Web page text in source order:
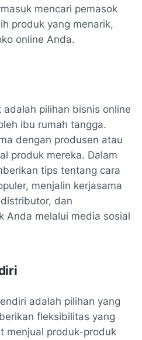
mencari pemasok
produk yang menarik,
online Anda.
pilihan bisnis online
ibu rumah tangga.
dengan produsen atau
produk mereka. Dalam
tips tentang cara
menjalin kerjasama
dan
Anda melalui media sosial
adalah pilihan yang
fleksibilitas yang
menjual produk-produk